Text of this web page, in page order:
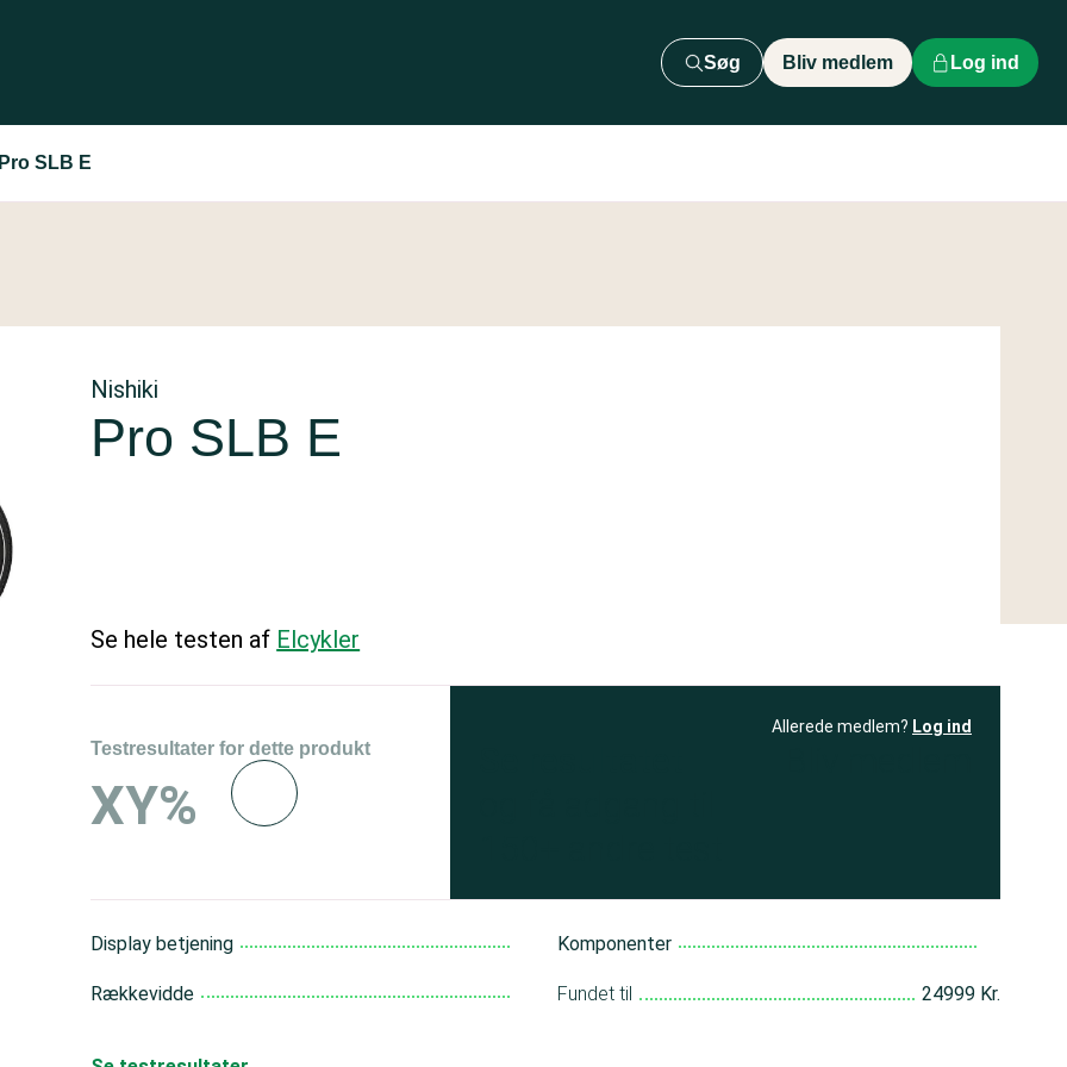
Søg Bliv medlem Log ind
SLB E
Nishiki
Pro SLB E
Se hele testen af Elcykler
Testresultater for dette produkt
XY%
Allerede medlem? Log ind
Display betjening
Rækkevidde
Komponenter
Fundet til 24999 Kr.